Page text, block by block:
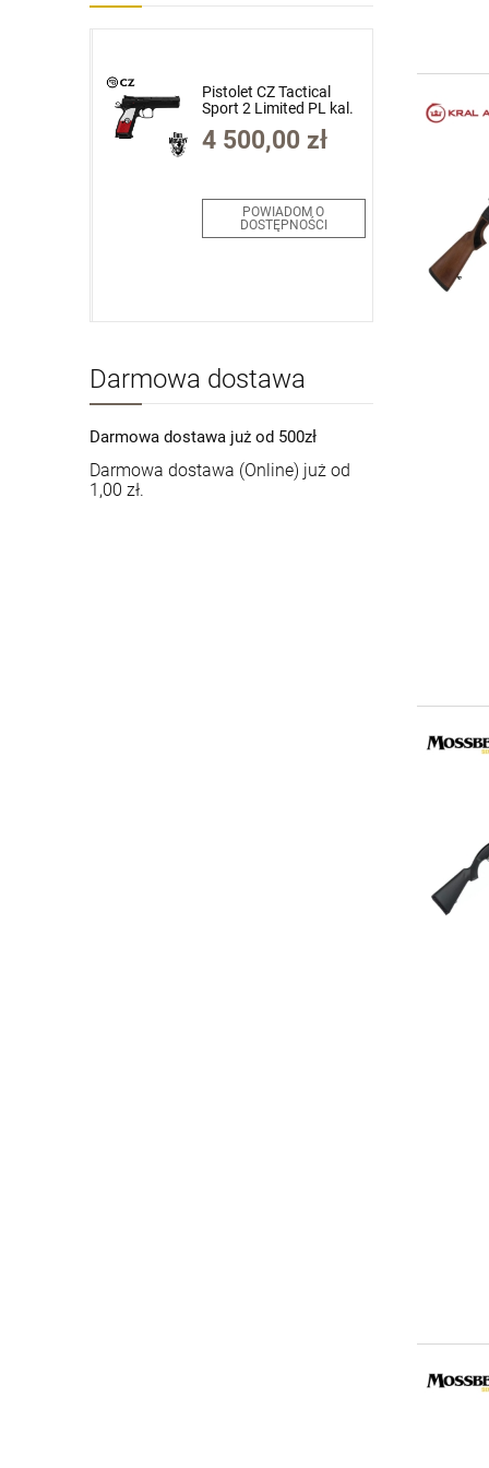
Pistolet CZ Tactical
Sport 2 Limited PL kal.
4 500,00 zł
POWIADOM O
DOSTĘPNOŚCI
Darmowa dostawa
Darmowa dostawa już od 500zł
Darmowa dostawa (Online) już od
1,00 zł.